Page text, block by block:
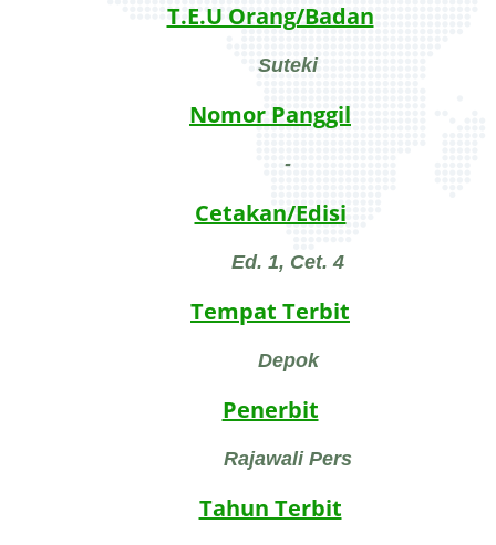
T.E.U Orang/Badan
Suteki
Nomor Panggil
-
Cetakan/Edisi
Ed. 1, Cet. 4
Tempat Terbit
Depok
Penerbit
Rajawali Pers
Tahun Terbit